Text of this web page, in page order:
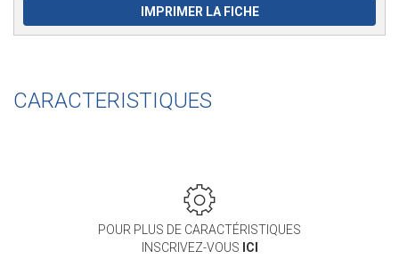
IMPRIMER LA FICHE
CARACTERISTIQUES
POUR PLUS DE CARACTÉRISTIQUES
INSCRIVEZ-VOUS ICI